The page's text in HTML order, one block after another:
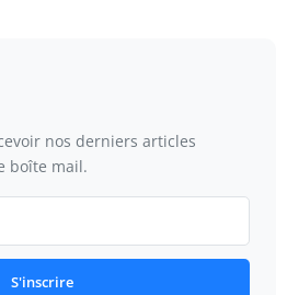
nos derniers articles
boîte mail.
S'inscrire